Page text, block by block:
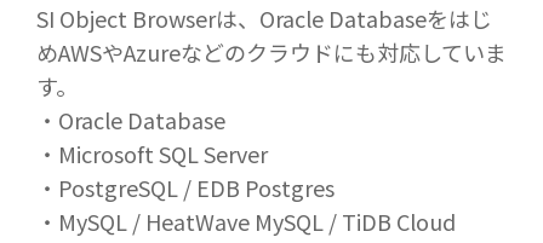
SI Object Browserは、Oracle Databaseをはじ
めAWSやAzureなどのクラウドにも対応していま
す。
・Oracle Database
・Microsoft SQL Server
・PostgreSQL / EDB Postgres
・MySQL / HeatWave MySQL / TiDB Cloud